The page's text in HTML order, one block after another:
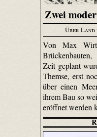
Zwei
Über Land
Von Max
Zeit geplant
Themse, erst
über einen
ihrem Bau so
eröffnet werden